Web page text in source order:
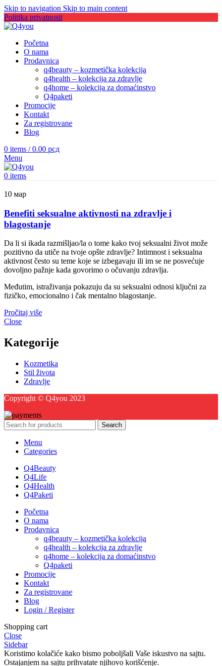
Skip to navigation Skip to main content
Politika privatnosti
Početna
O nama
Prodavnica
q4beauty – kozmetička kolekcija
q4health – kolekcija za zdravlje
q4home – kolekcija za domaćinstvo
Q4paketi
Promocije
Kontakt
Za registrovane
Blog
0 items / 0.00 рсд
Menu
0 items
10 мар
Benefiti seksualne aktivnosti na zdravlje i
blagostanje
Da li si ikada razmišljao/la o tome kako tvoj seksualni život može
pozitivno da utiče na tvoje opšte zdravlje? Intimnost i seksualna
aktivnost često su teme koje se izbegavaju ili im se ne posvećuje
dovoljno pažnje kada govorimo o očuvanju zdravlja.
Međutim, istraživanja pokazuju da su seksualni odnosi ključni za
fizičko, emocionalno i čak mentalno blagostanje.
Pročitaj više
Close
Kategorije
Kozmetika
Stil života
Zdravlje
Copyright © Q4you 2023
Search
Menu
Categories
Q4Beauty
Q4Life
Q4Health
Q4Paketi
Početna
O nama
Prodavnica
q4beauty – kozmetička kolekcija
q4health – kolekcija za zdravlje
q4home – kolekcija za domaćinstvo
Q4paketi
Promocije
Kontakt
Za registrovane
Blog
Login / Register
Shopping cart
Close
Sidebar
Koristimo kolačiće kako bismo poboljšali Vaše iskustvo na sajtu.
Ostajanjem na sajtu prihvatate njihovo korišćenje.